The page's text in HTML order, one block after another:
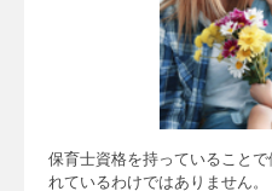
保育士資格を持っていること
れているわけではありません。